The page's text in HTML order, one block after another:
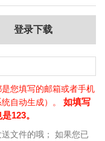
登录下载
您填写的邮箱或者手机
自动生成）。 如填写
123。
文件的哦； 如果您已